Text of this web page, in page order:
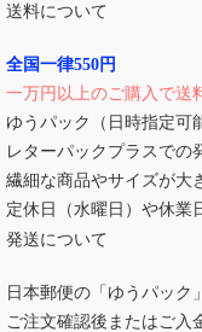
送料について
全国一律550円
一万円以上のご購入で送
ゆうパック（日時指定可
レターパックプラスでの
繊細な商品やサイズが大
定休日（水曜日）や休業
発送について
日本郵便の「ゆうパック
ご注文確認後またはご入